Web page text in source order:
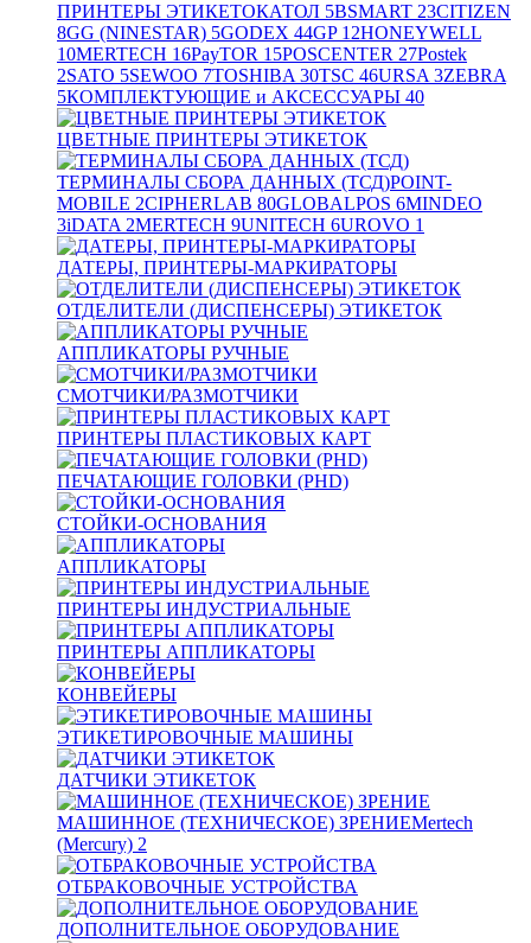
ПРИНТЕРЫ ЭТИКЕТОКАТОЛ 5BSMART 23CITIZEN
8GG (NINESTAR) 5GODEX 44GP12HONEYWELL
10MERTECH 16PayTOR 15POSCENTER 27Postek
2SATO 5SEWOO 7TOSHIBA 30TSC 46URSA 3ZEBRA
5КОМПЛЕКТУЮЩИЕ и АКСЕССУАРЫ 40
ЦВЕТНЫЕ ПРИНТЕРЫ ЭТИКЕТОК
ТЕРМИНАЛЫ СБОРА ДАННЫХ (ТСД)POINT-
MOBILE 2CIPHERLAB 80GLOBALPOS 6MINDEO
3iDATA 2MERTECH 9UNITECH 6UROVO 1
ДАТЕРЫ, ПРИНТЕРЫ-МАРКИРАТОРЫ
ОТДЕЛИТЕЛИ (ДИСПЕНСЕРЫ) ЭТИКЕТОК
АППЛИКАТОРЫ РУЧНЫЕ
СМОТЧИКИ/РАЗМОТЧИКИ
ПРИНТЕРЫ ПЛАСТИКОВЫХ КАРТ
ПЕЧАТАЮЩИЕ ГОЛОВКИ (PHD)
СТОЙКИ-ОСНОВАНИЯ
АППЛИКАТОРЫ
ПРИНТЕРЫ ИНДУСТРИАЛЬНЫЕ
ПРИНТЕРЫ АППЛИКАТОРЫ
КОНВЕЙЕРЫ
ЭТИКЕТИРОВОЧНЫЕ МАШИНЫ
ДАТЧИКИ ЭТИКЕТОК
МАШИННОЕ (ТЕХНИЧЕСКОЕ) ЗРЕНИЕMertech
(Mercury) 2
ОТБРАКОВОЧНЫЕ УСТРОЙСТВА
ДОПОЛНИТЕЛЬНОЕ ОБОРУДОВАНИЕ